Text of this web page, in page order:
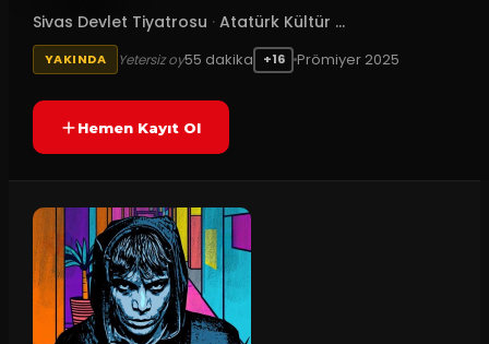
Sivas Devlet Tiyatrosu · Atatürk Kültür ...
YAKINDA Yetersiz oy55 dakika +16 Prömiyer 2025
Hemen Kayıt Ol